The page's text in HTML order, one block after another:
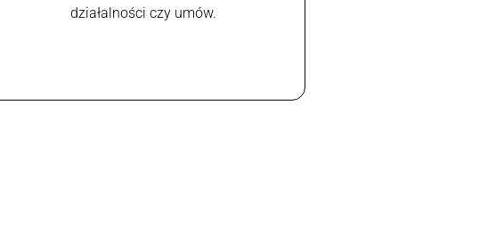
działalności czy umów.